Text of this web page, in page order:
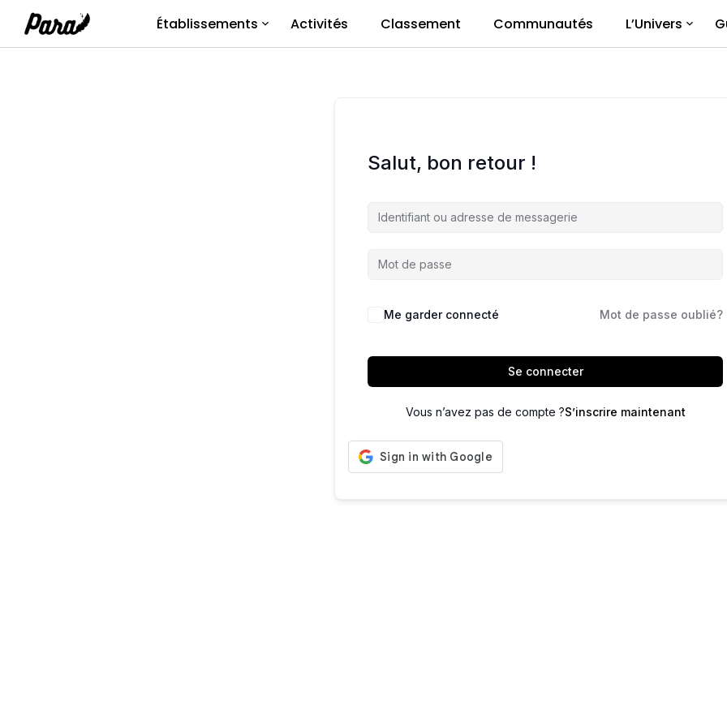
Établissements Activités Classement Communautés L’Univers
Salut, bon retour !
Me garder connecté Mot de passe oublié?
Se connecter
Vous n’avez pas de compte ?S’inscrire maintenant